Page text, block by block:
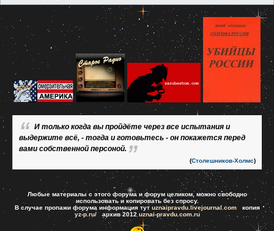
И только когда вы пройдёте через все испытания и
выдержите всё, - тогда и готовьтесь - он покажется перед
вами собственной персоной.
(Столешников-Холмс)
Любые материалы с этого форума и форум целиком, можно свободно
использовать и копировать без спросу.
В случае пропажи форума информация тут uznaipravdu.livejournal.comкопия
yz-p.ru/архив 2012 uznai-pravdu.com.ru